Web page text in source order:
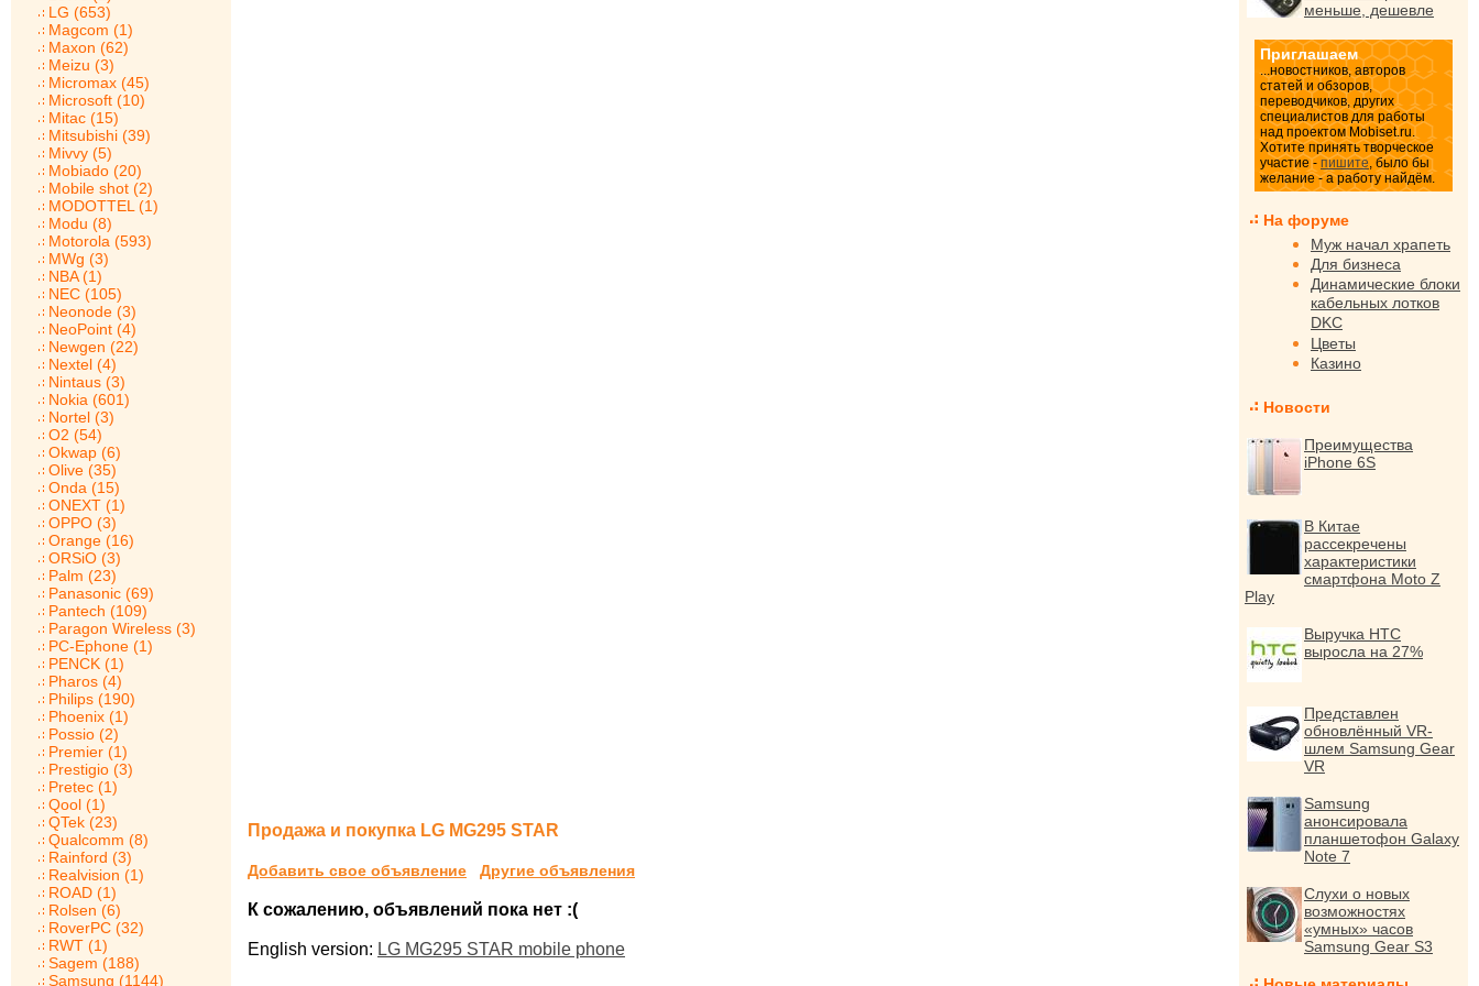
LG (653)
Magcom (1)
Maxon (62)
Meizu (3)
Micromax (45)
Microsoft (10)
Mitac (15)
Mitsubishi (39)
Mivvy (5)
Mobiado (20)
Mobile shot (2)
MODOTTEL (1)
Modu (8)
Motorola (593)
MWg (3)
NBA (1)
NEC (105)
Neonode (3)
NeoPoint (4)
Newgen (22)
Nextel (4)
Nintaus (3)
Nokia (601)
Nortel (3)
O2 (54)
Okwap (6)
Olive (35)
Onda (15)
ONEXT (1)
OPPO (3)
Orange (16)
ORSiO (3)
Palm (23)
Panasonic (69)
Pantech (109)
Paragon Wireless (3)
PC-Ephone (1)
PENCK (1)
Pharos (4)
Philips (190)
Phoenix (1)
Possio (2)
Premier (1)
Prestigio (3)
Pretec (1)
Qool (1)
QTek (23)
Qualcomm (8)
Rainford (3)
Realvision (1)
ROAD (1)
Rolsen (6)
RoverPC (32)
RWT (1)
Sagem (188)
Samsung (1144)
Продажа и покупка LG MG295 STAR
Добавить свое объявление Другие объявления
К сожалению, объявлений пока нет :(
English version: LG MG295 STAR mobile phone
меньше, дешевле
Приглашаем
...новостников, авторов
статей и обзоров,
переводчиков, других
специалистов для работы
над проектом Mobiset.ru.
Хотите принять творческое
участие - пишите, было бы
желание - а работу найдём.
На форуме
Муж начал храпеть
Для бизнеса
Динамические блоки
кабельных лотков
DKC
Цветы
Казино
Новости
Преимущества
iPhone 6S
В Китае
рассекречены
характеристики
смартфона Moto Z
Play
Выручка HTC
выросла на 27%
Представлен
обновлённый VR-
шлем Samsung Gear
VR
Samsung
анонсировала
планшетофон Galaxy
Note 7
Слухи о новых
возможностях
«умных» часов
Samsung Gear S3